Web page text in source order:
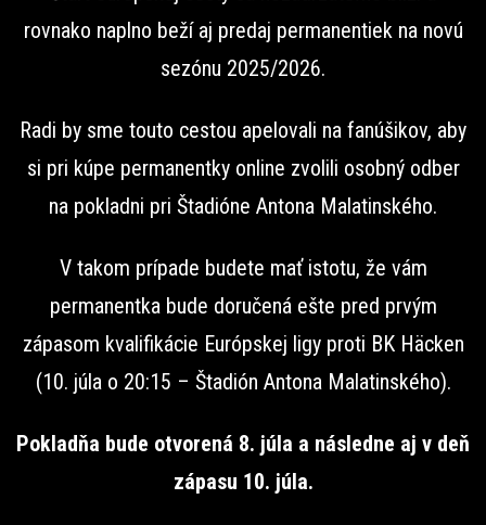
rovnako naplno beží aj predaj permanentiek na novú
sezónu 2025/2026.
Radi by sme touto cestou apelovali na fanúšikov, aby
si pri kúpe permanentky online zvolili osobný odber
na pokladni pri Štadióne Antona Malatinského.
V takom prípade budete mať istotu, že vám
permanentka bude doručená ešte pred prvým
zápasom kvalifikácie Európskej ligy proti BK Häcken
(10. júla o 20:15 – Štadión Antona Malatinského).
Pokladňa bude otvorená 8. júla a následne aj v deň
zápasu 10. júla.